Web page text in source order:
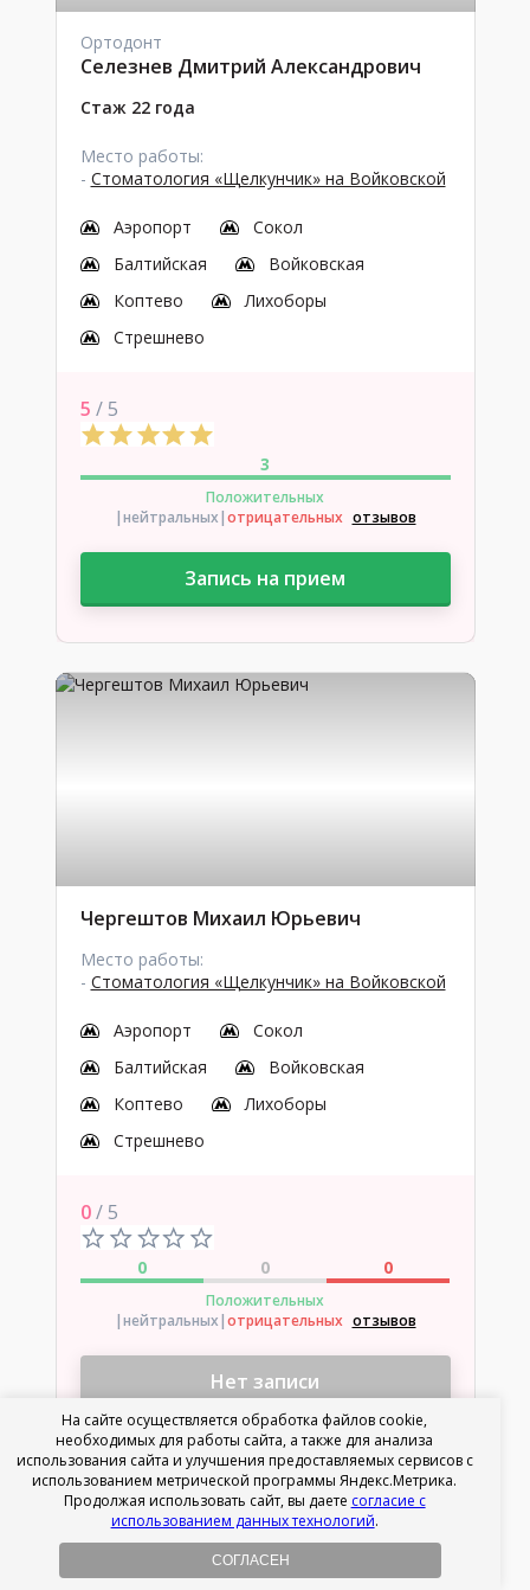
Ортодонт
Селезнев Дмитрий Александрович
Стаж 22 года
Место работы:
- Стоматология «Щелкунчик» на Войковской
Аэропорт
Сокол
Балтийская
Войковская
Коптево
Лихоборы
Стрешнево
5 / 5
3
Положительных
|нейтральных|отрицательных отзывов
Запись на прием
Чергештов Михаил Юрьевич
Место работы:
- Стоматология «Щелкунчик» на Войковской
Аэропорт
Сокол
Балтийская
Войковская
Коптево
Лихоборы
Стрешнево
0/ 5
0 0 0
Положительных
|нейтральных|отрицательных отзывов
Нет записи
На сайте осуществляется обработка файлов cookie,
необходимых для работы сайта, а также для анализа
использования сайта и улучшения предоставляемых сервисов с
использованием метрической программы Яндекс.Метрика.
Продолжая использовать сайт, вы даете согласие с
использованием данных технологий.
СОГЛАСЕН